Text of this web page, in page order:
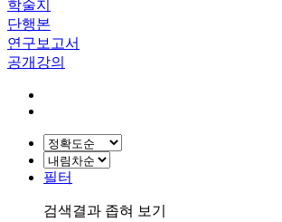
학술지
단행본
연구보고서
공개강의
필터
검색결과 좁혀 보기